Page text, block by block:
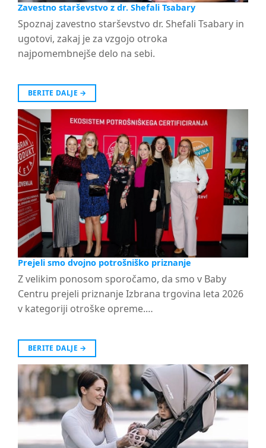
Zavestno starševstvo z dr. Shefali Tsabary
Spoznaj zavestno starševstvo dr. Shefali Tsabary in
ugotovi, zakaj je za vzgojo otroka
najpomembnejše delo na sebi.
BERITE DALJE →
Prejeli smo dvojno potrošniško priznanje
Z velikim ponosom sporočamo, da smo v Baby
Centru prejeli priznanje Izbrana trgovina leta 2026
v kategoriji otroške opreme.…
BERITE DALJE →